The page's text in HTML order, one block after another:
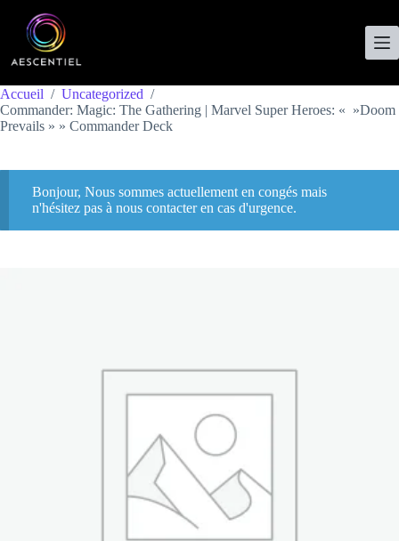
Accueil / Uncategorized /
Commander: Magic: The Gathering | Marvel Super Heroes: « »Doom
Prevails » » Commander Deck
Bonjour, Nous sommes actuellement en congés mais
n'hésitez pas à nous contacter en cas d'urgence.